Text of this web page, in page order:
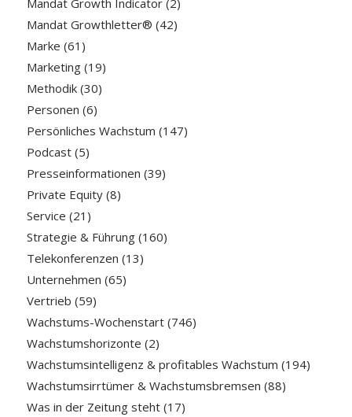
Mandat Growthletter® (42)
Marke (61)
Marketing(19)
Methodik(30)
Personen (6)
Persönliches Wachstum (147)
Podcast(5)
Presseinformationen (39)
Private Equity(8)
Service (21)
Strategie & Führung(160)
Telekonferenzen (13)
Unternehmen (65)
Vertrieb (59)
Wachstums-Wochenstart(746)
Wachstumshorizonte (2)
Wachstumsintelligenz & profitables Wachstum (194)
Wachstumsirrtümer & Wachstumsbremsen (88)
Was in der Zeitung steht(17)